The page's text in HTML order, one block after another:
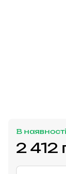
В наявності
2 412